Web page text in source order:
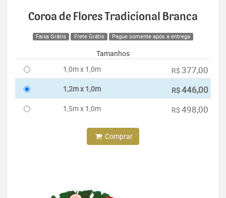
Coroa de Flores Tradicional Branca
Faixa Grátis Frete Grátis Pague somente após a entrega
Tamanhos
1,0m x 1,0m
R$ 377,00
1,2m x 1,0m R$446,00
1,5m x 1,0m R$ 498,00
Comprar